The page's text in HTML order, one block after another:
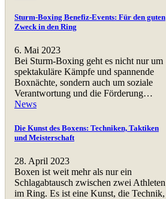
Sturm-Boxing Benefiz-Events: Für den guten
Zweck in den Ring
6. Mai 2023
Bei Sturm-Boxing geht es nicht nur um
spektakuläre Kämpfe und spannende
Boxnächte, sondern auch um soziale
Verantwortung und die Förderung…
News
Die Kunst des Boxens: Techniken, Taktiken
und Meisterschaft
28. April 2023
Boxen ist weit mehr als nur ein
Schlagabtausch zwischen zwei Athleten
im Ring. Es ist eine Kunst, die Technik,